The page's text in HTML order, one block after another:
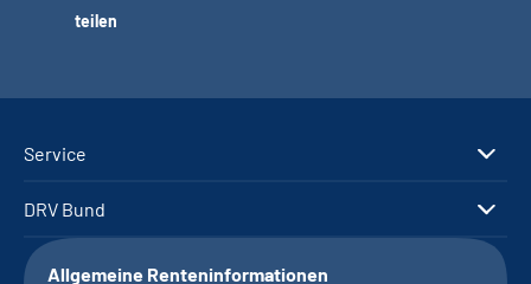
teilen
Service
DRV Bund
Allgemeine Renteninformationen